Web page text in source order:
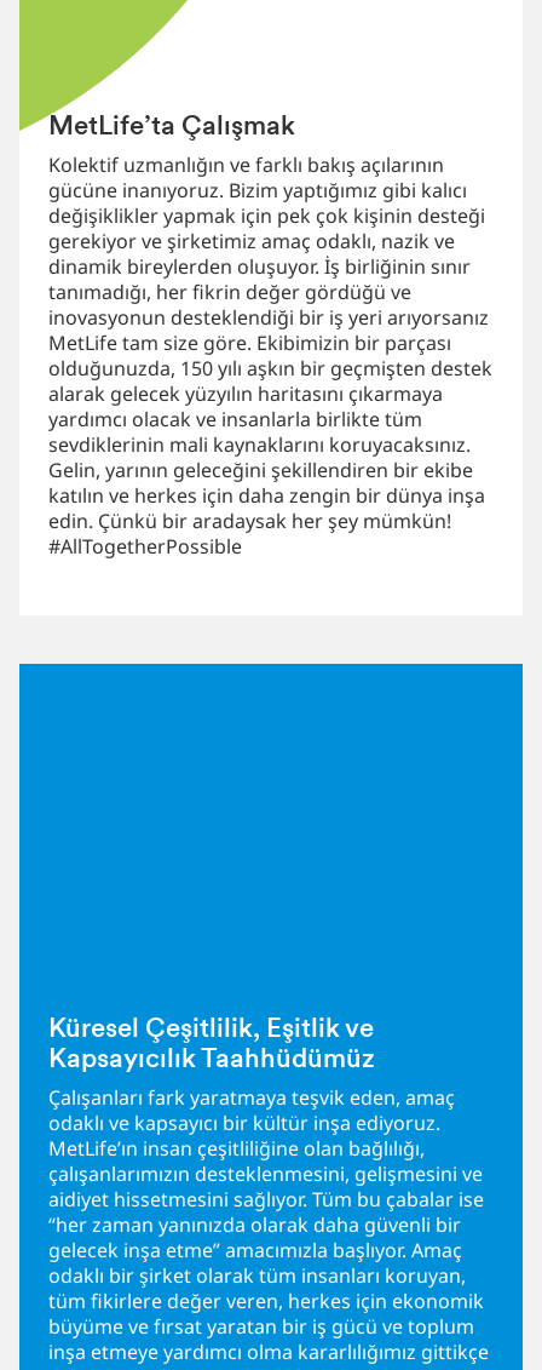
MetLife’ta Çalışmak
Kolektif uzmanlığın ve farklı bakış açılarının
gücüne inanıyoruz. Bizim yaptığımız gibi kalıcı
değişiklikler yapmak için pek çok kişinin desteği
gerekiyor ve şirketimiz amaç odaklı, nazik ve
dinamik bireylerden oluşuyor. İş birliğinin sınır
tanımadığı, her fikrin değer gördüğü ve
inovasyonun desteklendiği bir iş yeri arıyorsanız
MetLife tam size göre. Ekibimizin bir parçası
olduğunuzda, 150 yılı aşkın bir geçmişten destek
alarak gelecek yüzyılın haritasını çıkarmaya
yardımcı olacak ve insanlarla birlikte tüm
sevdiklerinin mali kaynaklarını koruyacaksınız.
Gelin, yarının geleceğini şekillendiren bir ekibe
katılın ve herkes için daha zengin bir dünya inşa
edin. Çünkü bir aradaysak her şey mümkün!
#AllTogetherPossible
Küresel Çeşitlilik, Eşitlik ve
Kapsayıcılık Taahhüdümüz
Çalışanları fark yaratmaya teşvik eden, amaç
odaklı ve kapsayıcı bir kültür inşa ediyoruz.
MetLife’ın insan çeşitliliğine olan bağlılığı,
çalışanlarımızın desteklenmesini, gelişmesini ve
aidiyet hissetmesini sağlıyor. Tüm bu çabalar ise
“her zaman yanınızda olarak daha güvenli bir
gelecek inşa etme” amacımızla başlıyor. Amaç
odaklı bir şirket olarak tüm insanları koruyan,
tüm fikirlere değer veren, herkes için ekonomik
büyüme ve fırsat yaratan bir iş gücü ve toplum
inşa etmeye yardımcı olma kararlılığımız gittikçe